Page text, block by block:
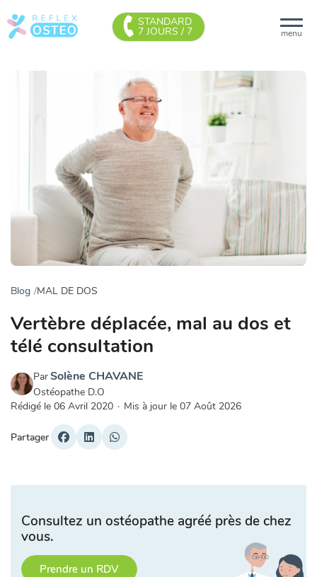
menu
STANDARD
7 JOURS / 7
Blog MAL DE DOS
Vertèbre déplacée, mal au dos et
télé consultation
ParSolène CHAVANE
Ostéopathe D.O
Rédigé le 06 Avril 2020 · Mis à jour le 07 Août 2026
Partager
Consultez un ostéopathe agréé près de chez
vous.
Prendre un RDV